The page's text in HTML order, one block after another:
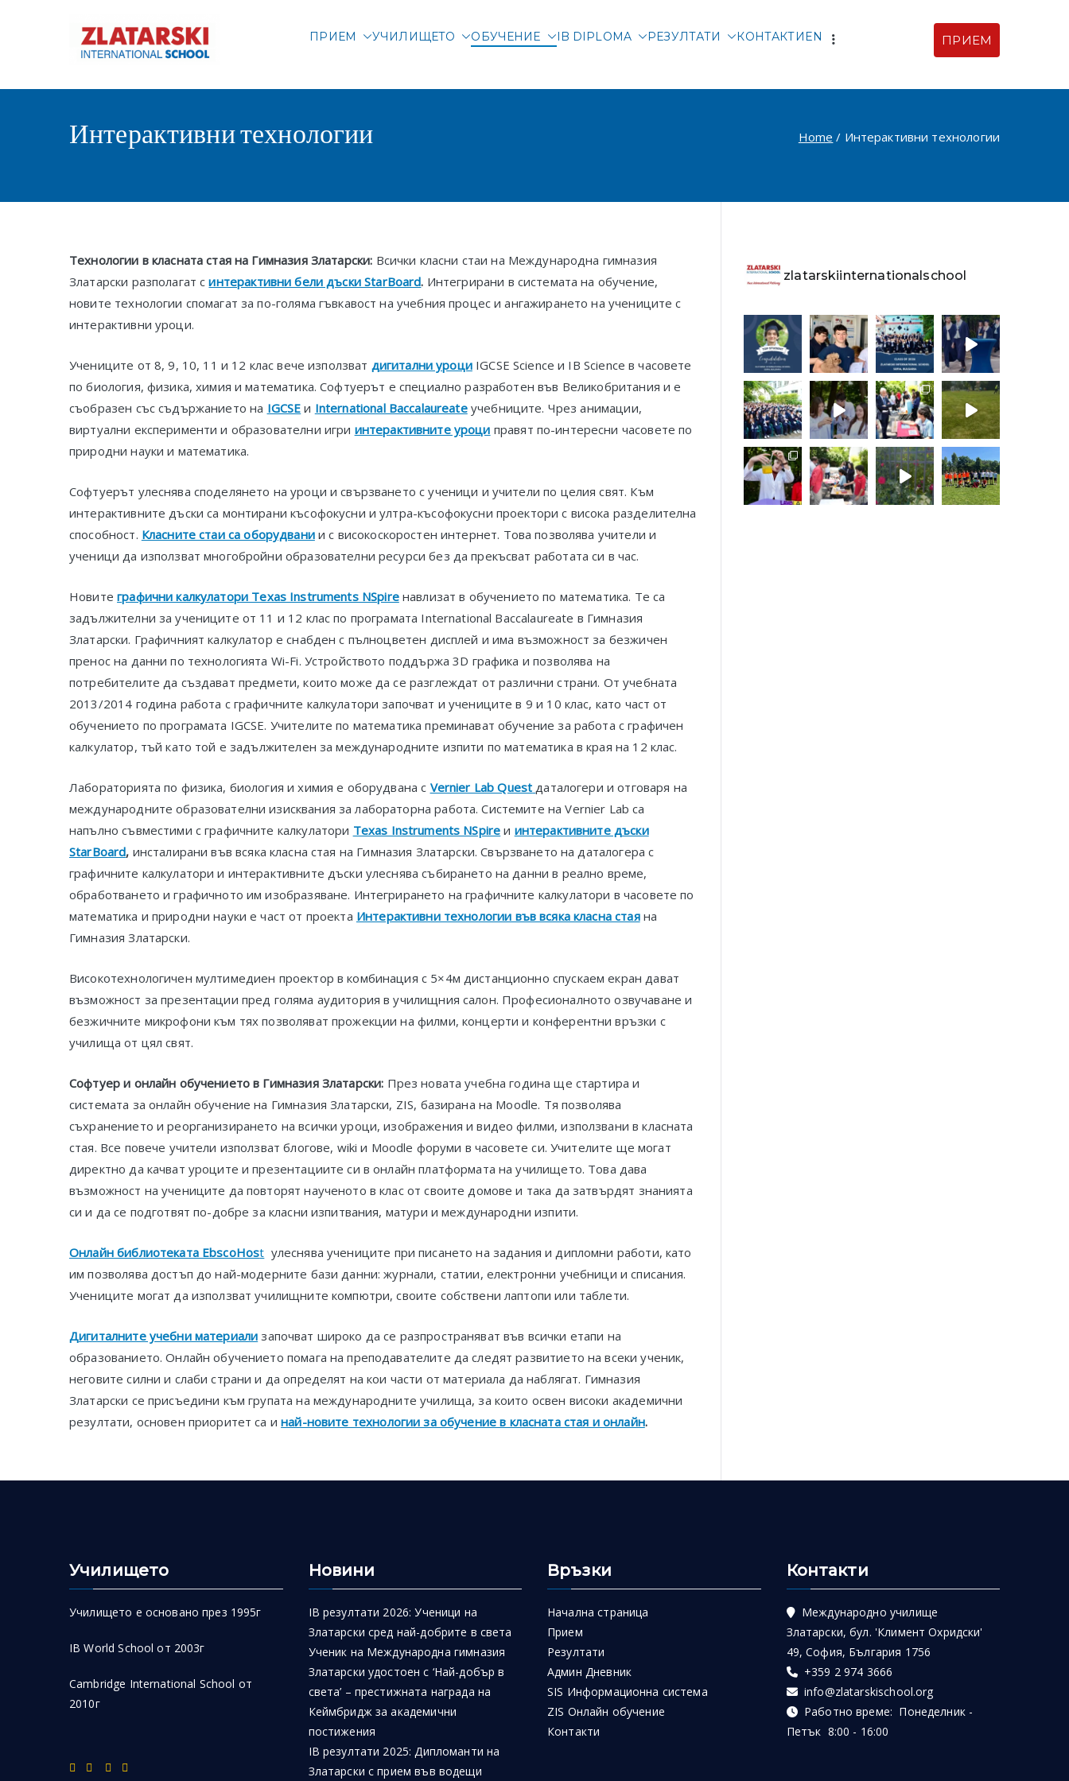
Международна гимназия Златарски |
Международно училище в София
ПРИЕМ УЧИЛИЩЕТО ОБУЧЕНИЕ IB DIPLOMA РЕЗУЛТАТИ КОНТАКТИEN ПРИЕМ
Интерактивни технологии Home Интерактивни технологии
Технологии в класната стая на Гимназия Златарски: Всички класни стаи на Международна гимназия
Златарски разполагат синтерактивни бели дъски StarBoard. Интегрирани в системата на обучение,
новите технологии спомагат за по-голяма гъвкавост на учебния процес и ангажирането на учениците с
интерактивни уроци.
Учениците от 8, 9, 10, 11 и 12 клас вече използват дигитални уроциIGCSE Science и IB Science в часовете
по биология, физика, химия и математика. Софтуерът е специално разработен във Великобритания и е
съобразен със съдържанието на IGCSE и International Baccalaureateучебниците. Чрез анимации,
виртуални експерименти и образователни игри интерактивните уроци правят по-интересни часовете по
природни науки и математика.
Софтуерът улеснява споделянето на уроци и свързването с ученици и учители по целия свят. Към
интерактивните дъски са монтирани късофокусни и ултра-късофокусни проектори с висока разделителна
способност. Класните стаи са оборудвании с високоскоростен интернет. Това позволява учители и
ученици да използват многобройни образователни ресурси без да прекъсват работата си в час.
Новитеграфични калкулатори Texas Instruments NSpireнавлизат в обучението по математика. Те са
задължителни за учениците от 11 и 12 клас по програмата International Baccalaureate в Гимназия
Златарски. Графичният калкулатор е снабден с пълноцветен дисплей и има възможност за безжичен
пренос на данни по технологията Wi-Fi. Устройството поддържа 3D графика и позволява на
потребителите да създават предмети, които може да се разглеждат от различни страни. От учебната
2013/2014 година работа с графичните калкулатори започват и учениците в 9 и 10 клас, като част от
обучението по програмата IGCSE. Учителите по математика прeминават обучение за работа с графичен
калкулатор, тъй като той е задължителен за международните изпити по математика в края на 12 клас.
Лабораторията по физика, биология и химия е оборудвана с Vernier Lab Quest даталогери и отговаря на
международните образователни изисквания за лабораторна работа. Системите на Vernier Lab са
напълно съвместими с графичните калкулатори Texas Instruments NSpire и интерактивните дъски
StarBoard, инсталирани във всяка класна стая на Гимназия Златарски. Свързването на даталогера с
графичните калкулатори и интерактивните дъски улеснява събирането на данни в реално време,
обработването и графичното им изобразяване. Интегрирането на графичните калкулатори в часовете по
математика и природни науки е част от проекта Интерактивни технологии във всяка класна стаяна
Гимназия Златарски.
Високотехнологичен мултимедиен проектор в комбинация с 5×4м дистанционно спускаем екран дават
възможност за презентации пред голяма аудитория в училищния салон. Професионалното озвучаване и
безжичните микрофони към тях позволяват прожекции на филми, концерти и конферентни връзки с
училища от цял свят.
Софтуер и онлайн обучението в Гимназия Златарски: През новата учебна година ще стартира и
системата за онлайн обучение на Гимназия Златарски, ZIS, базирана на Moodle. Тя позволява
съхранението и реорганизирането на всички уроци, изображения и видео филми, използвани в класната
стая. Все повече учители използват блогове, wiki и Moodle форуми в часовете си. Учителите ще могат
директно да качват уроците и презентациите си в онлайн платформата на училището. Това дава
възможност на учениците да повторят наученото в клас от своите домове и така да затвърдят знанията
си и да се подготвят по-добре за класни изпитвания, матури и международни изпити.
Онлайн библиотеката EbscoHost улеснява учениците при писането на задания и дипломни работи, като
им позволява достъп до най-модерните бази данни: журнали, статии, електронни учебници и списания.
Учениците могат да използват училищните компютри, своите собствени лаптопи или таблети.
Дигиталните учебни материали започват широко да се разпространяват във всички етапи на
образованието. Онлайн обучението помага на преподавателите да следят развитието на всеки ученик,
неговите силни и слаби страни и да определят на кои части от материала да наблягат. Гимназия
Златарски се присъедини към групата на международните училища, за които освен високи академични
резултати, основен приоритет са инай-новите технологии за обучение в класната стая и онлайн.
zlatarskiinternationalschool
Училището
Училището е основано през 1995г
IB World School от 2003г
Cambridge International School от
2010г
Новини
IB резултати 2026: Ученици на
Златарски сред най-добрите в света
Ученик на Международна гимназия
Златарски удостоен с ‘Най-добър в
света’ – престижната награда на
Кеймбридж за академични
постижения
IB резултати 2025: Дипломанти на
Златарски с прием във водещи
Връзки
Начална страница
Прием
Резултати
Админ Дневник
SIS Информационна система
ZIS Онлайн обучение
Контакти
Контакти
Международно училище
Златарски, бул. 'Климент Охридски'
49, София, България 1756
+359 2 974 3666
info@zlatarskischool.org
Работно време: Понеделник -
Петък 8:00 - 16:00